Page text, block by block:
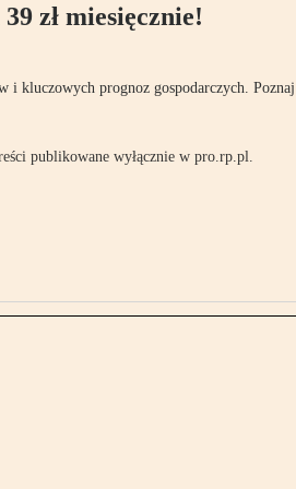
zł miesięcznie!
kluczowych prognoz gospodarczych.
publikowane wyłącznie w pro.rp.pl.